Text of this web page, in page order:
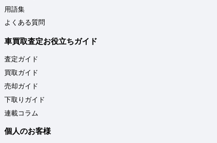
用語集
よくある質問
車買取査定お役立ちガイド
査定ガイド
買取ガイド
売却ガイド
下取りガイド
連載コラム
個人のお客様